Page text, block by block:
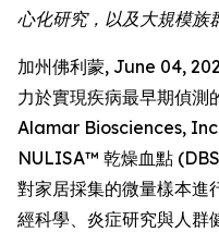
心化研究，以及大規模族
加州佛利蒙, June 04,
力於實現疾病最早期偵測
Alamar Biosciences,
NULISA™ 乾燥血點
對家居採集的微量樣本進
經科學、炎症研究與人群